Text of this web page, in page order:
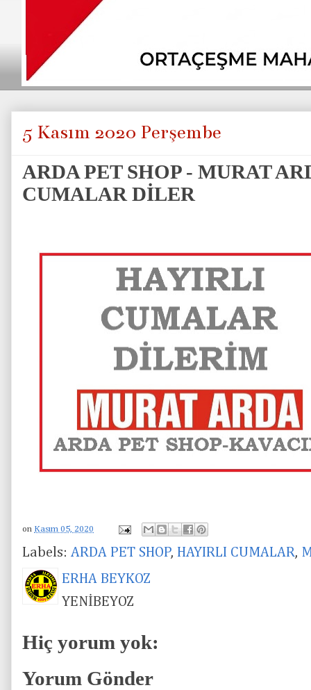
5 Kasım 2020 Perşembe
ARDA PET SHOP - MURAT
CUMALAR DİLER
on Kasım 05, 2020
Labels: ARDA PET SHOP, HAYIRLI CUMALAR,
ERHA BEYKOZ
YENİBEYOZ
Hiç yorum yok:
Yorum Gönder